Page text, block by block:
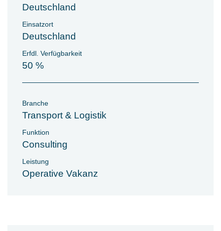
Deutschland
Einsatzort
Deutschland
Erfdl. Verfügbarkeit
50 %
Branche
Transport & Logistik
Funktion
Consulting
Leistung
Operative Vakanz